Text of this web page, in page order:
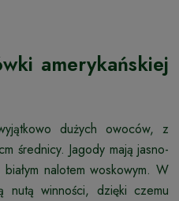
amerykańskiej
dużych owoców, z
średnicy. Jagody mają jasno-
nalotem woskowym. W
nutą winności, dzięki czemu